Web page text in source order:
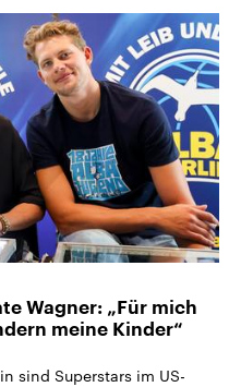
Wagner: „Für mich
meine Kinder“
sind Superstars im US-